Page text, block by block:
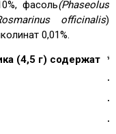
фасоль(Phaseolus
officinalis)
0,01%.
(4,5 г) содержат
-
-
-